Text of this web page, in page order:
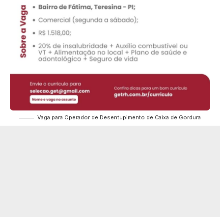
Vaga para Operador de Desentupimento de Caixa de Gordura